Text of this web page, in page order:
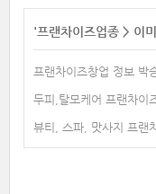
'프랜차이즈업종 > 이
프랜차이즈창업 정보 박
두피,탈모케어 프랜차이
뷰티, 스파, 맛사지 프랜